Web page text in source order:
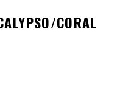
CORAL